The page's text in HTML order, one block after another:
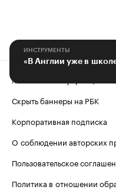
ИНСТРУМЕНТЫ
Контактная информация
Скрыть баннеры на РБК
Корпоративная подписка
О соблюдении авторских
Пользовательское
Политика в отношении